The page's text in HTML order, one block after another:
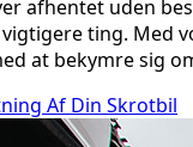
afhentet uden
ting. Med
at bekymre sig
Af Din Skrotbil